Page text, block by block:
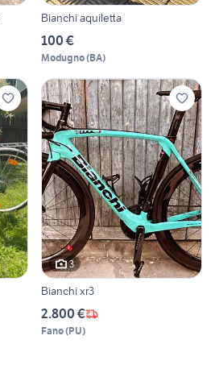
Bianchi aquiletta
100 €
Modugno(BA)
3
Bianchi xr3
2.800 €
Fano(PU)